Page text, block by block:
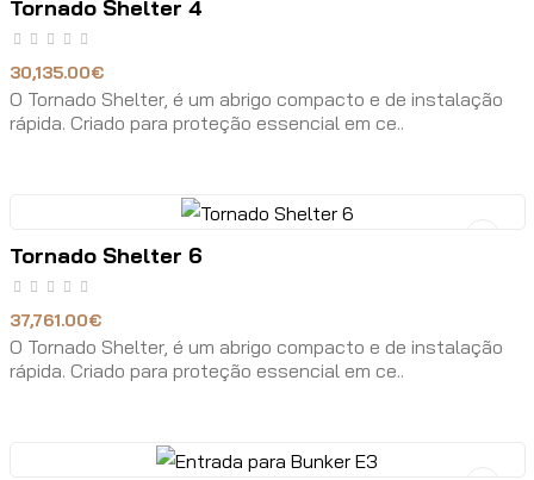
Tornado Shelter 4
30,135.00€
O Tornado Shelter, é um abrigo compacto e de instalação
rápida. Criado para proteção essencial em ce..
Tornado Shelter 6
37,761.00€
O Tornado Shelter, é um abrigo compacto e de instalação
rápida. Criado para proteção essencial em ce..